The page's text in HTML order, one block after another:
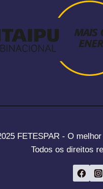
FETESPAR - O
Todos os direitos